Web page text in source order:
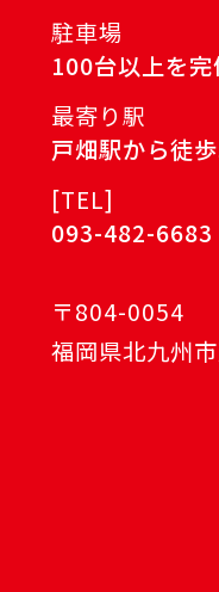
駐車場
100台以上を完
最寄り駅
戸畑駅から徒
[TEL]
093-482-6683
〒804-0054
福岡県北九州